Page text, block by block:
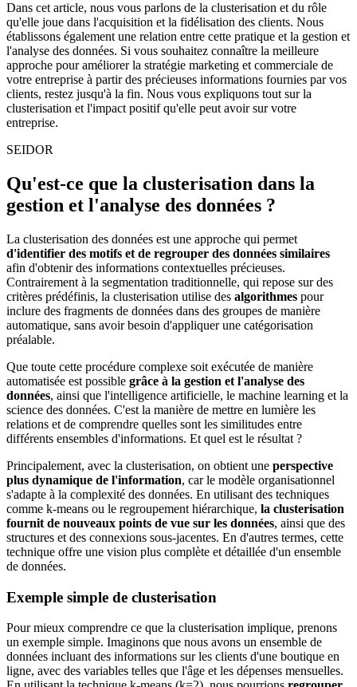
Dans cet article, nous vous parlons de la clusterisation et du rôle
qu'elle joue dans l'acquisition et la fidélisation des clients. Nous
établissons également une relation entre cette pratique et la gestion et
l'analyse des données. Si vous souhaitez connaître la meilleure
approche pour améliorer la stratégie marketing et commerciale de
votre entreprise à partir des précieuses informations fournies par vos
clients, restez jusqu'à la fin. Nous vous expliquons tout sur la
clusterisation et l'impact positif qu'elle peut avoir sur votre
entreprise.
SEIDOR
Qu'est-ce que la clusterisation dans la
gestion et l'analyse des données ?
La clusterisation des données est une approche qui permet
d'identifier des motifs et de regrouper des données similaires
afin d'obtenir des informations contextuelles précieuses.
Contrairement à la segmentation traditionnelle, qui repose sur des
critères prédéfinis, la clusterisation utilise des algorithmes pour
inclure des fragments de données dans des groupes de manière
automatique, sans avoir besoin d'appliquer une catégorisation
préalable.
Que toute cette procédure complexe soit exécutée de manière
automatisée est possible grâce à la gestion et l'analyse des
données, ainsi que l'intelligence artificielle, le machine learning et la
science des données. C'est la manière de mettre en lumière les
relations et de comprendre quelles sont les similitudes entre
différents ensembles d'informations. Et quel est le résultat ?
Principalement, avec la clusterisation, on obtient une perspective
plus dynamique de l'information, car le modèle organisationnel
s'adapte à la complexité des données. En utilisant des techniques
comme k-means ou le regroupement hiérarchique, la clusterisation
fournit de nouveaux points de vue sur les données, ainsi que des
structures et des connexions sous-jacentes. En d'autres termes, cette
technique offre une vision plus complète et détaillée d'un ensemble
de données.
Exemple simple de clusterisation
Pour mieux comprendre ce que la clusterisation implique, prenons
un exemple simple. Imaginons que nous avons un ensemble de
données incluant des informations sur les clients d'une boutique en
ligne, avec des variables telles que l'âge et les dépenses mensuelles.